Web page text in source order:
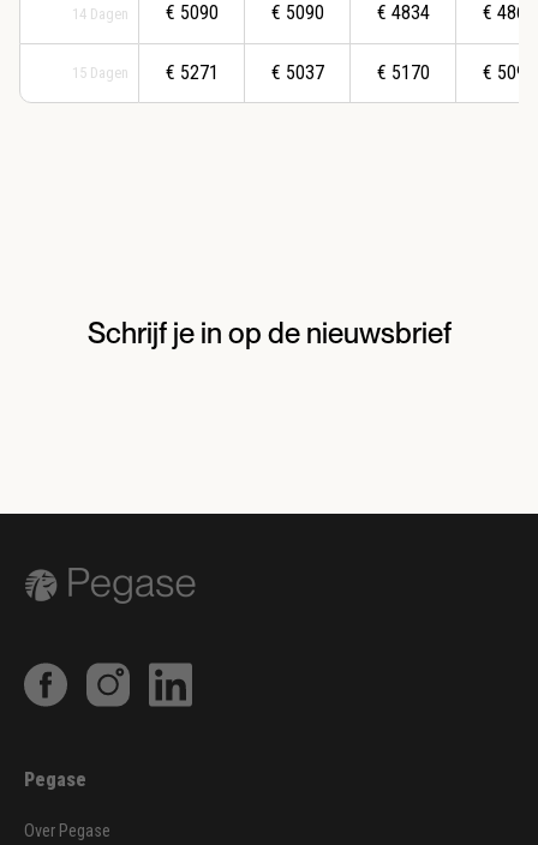
14 Dagen
15 Dagen
€ 5090
€ 5271
€ 5090
€ 5037
€ 4834
€ 5170
€ 4867
€ 5097
Schrijf je in op de nieuwsbrief
Pegase
Over Pegase